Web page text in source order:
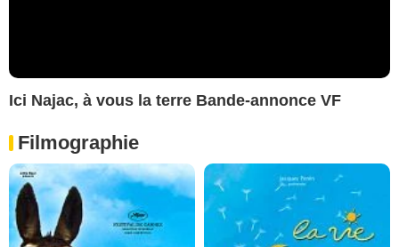
Ici Najac, à vous la terre Bande-annonce VF
Filmographie